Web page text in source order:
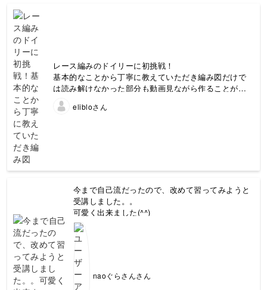
レース編みのドイリーに初挑戦！
基本的なことから丁寧に教えていただき編み図だけで
は読み解けなかった部分も動画見ながら作ることがで
きました。
歪みが多く、キレイにとはいきませんでしたが最初な
elibloさん
今まで自己流だったので、改めて習ってみようと
受講しました。。
可愛く出来ました(^^)
naoぐらさんさん